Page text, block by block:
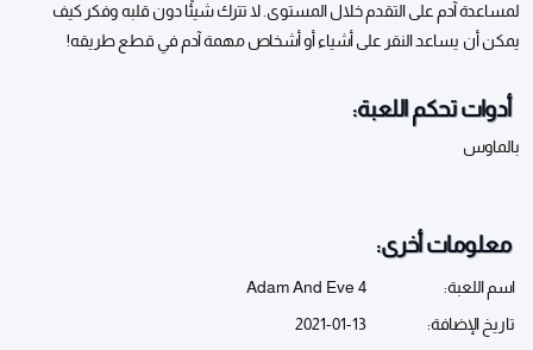
لمساعدة آدم على التقدم خلال المستوى. لا تترك شيئًا دون قلبه وفكر كيف
يمكن أن يساعد النقر على أشياء أو أشخاص مهمة آدم في قطع طريقه!
أدوات تحكم اللعبة:
بالماوس
معلومات أخرى:
اسم اللعبة:
Adam And Eve 4
تاريخ الإضافة:
2021-01-13